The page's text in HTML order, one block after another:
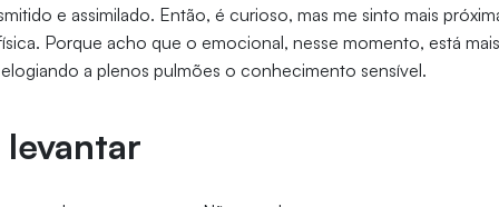
e assimilado. Então, é curioso, mas me sinto mais
Porque acho que o emocional, nesse momento, está
a plenos pulmões o conhecimento sensível.